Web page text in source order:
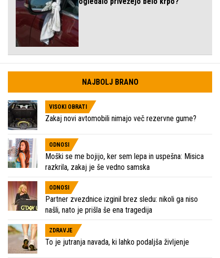
NAJBOLJ BRANO
VISOKI OBRATI
Zakaj novi avtomobili nimajo več rezervne gume?
ODNOSI
Moški se me bojijo, ker sem lepa in uspešna: Misica
razkrila, zakaj je še vedno samska
ODNOSI
Partner zvezdnice izginil brez sledu: nikoli ga niso
našli, nato je prišla še ena tragedija
ZDRAVJE
To je jutranja navada, ki lahko podaljša življenje